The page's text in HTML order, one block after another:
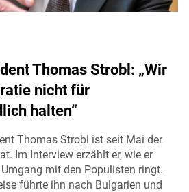
Thomas Strobl: „Wir
nicht für
halten“
Thomas Strobl ist seit Mai der
Im Interview erzählt er, wie er
mit den Populisten ringt.
führte ihn nach Bulgarien und